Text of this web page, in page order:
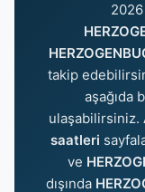
takip
aşağıda
ulaşabilirsiniz.
saatleri
ve
dışında